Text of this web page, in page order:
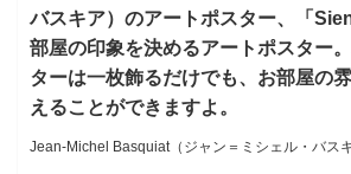
バスキア）のアートポスター、「
部屋の印象を決めるアートポスター
ターは一枚飾るだけでも、お部屋の
えることができますよ。
Jean-Michel Basquiat（ジャン＝ミシェル・バス